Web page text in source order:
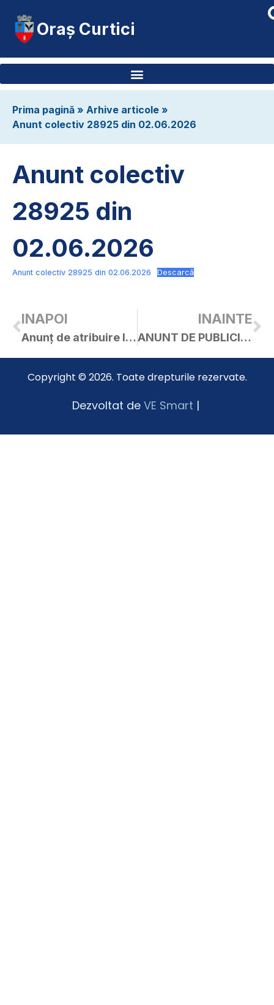
Oraș Curtici
Prima pagină » Arhive articole »
Anunt colectiv 28925 din 02.06.2026
Anunt colectiv
28925 din
02.06.2026
Anunt colectiv 28925 din 02.06.2026 Descarcă
INAPOI
Anunț de atribuire la procedura de achiziția având ca obiect contractul Prestări servicii de catering – furnizare și distribuție masa caldă, în regim de catering pentru preșcolarii și elevii Licelui Tehnologic „Ion Creangă” din orașul Curtici
INAINTE
ANUNT DE PUBLICITATE – Lucrări de reparații strada între Alba Iulia și Closca (spate cimitir) și Reparații strada V. Alecsandri de laC. Brâncoveanu la Revoluției (400m de 5,5m) și strada Alba Iulia de la str.I.Vulcan – limita intravilan
Copyright © 2026. Toate drepturile rezervate.
Dezvoltat de VE Smart |